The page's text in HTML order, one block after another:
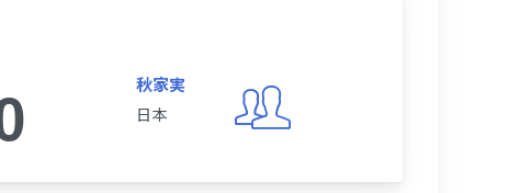
秋家実
日本